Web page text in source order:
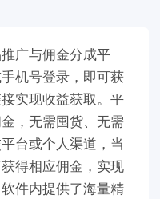
广与佣金分成平
机号登录，即可获
实现收益获取。平
，无需囤货、无需
台或个人渠道，当
得相应佣金，实现
件内提供了海量精